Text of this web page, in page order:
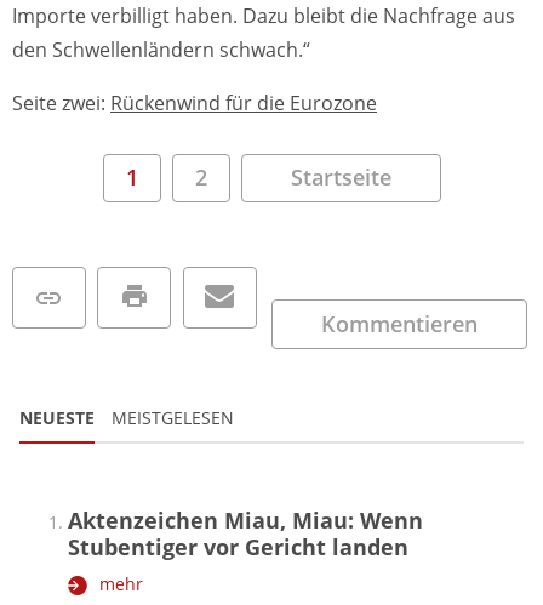
Importe verbilligt haben. Dazu bleibt die Nachfrage aus
den Schwellenländern schwach.“
Seite zwei: Rückenwind für die Eurozone
1 2 Startseite
Kommentieren
NEUESTE MEISTGELESEN
Aktenzeichen Miau, Miau: Wenn
Stubentiger vor Gericht landen
mehr